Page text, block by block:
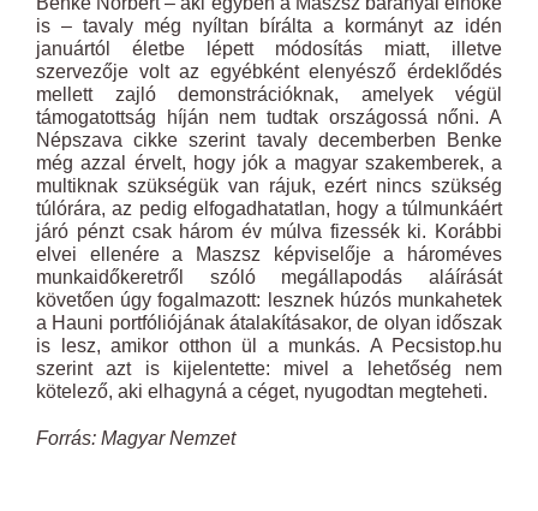
is – tavaly még nyíltan bírálta a kormányt az idén
januártól életbe lépett módosítás miatt, illetve
szervezője volt az egyébként elenyésző érdeklődés
mellett zajló demonstrációknak, amelyek végül
támogatottság híján nem tudtak országossá nőni. A
Népszava cikke szerint tavaly decemberben Benke
még azzal érvelt, hogy jók a magyar szakemberek, a
multiknak szükségük van rájuk, ezért nincs szükség
túlórára, az pedig elfogadhatatlan, hogy a túlmunkáért
járó pénzt csak három év múlva fizessék ki. Korábbi
elvei ellenére a Maszsz képviselője a hároméves
munkaidőkeretről szóló megállapodás aláírását
követően úgy fogalmazott: lesznek húzós munkahetek
a Hauni portfóliójának átalakításakor, de olyan időszak
is lesz, amikor otthon ül a munkás. A Pecsistop.hu
szerint azt is kijelentette: mivel a lehetőség nem
kötelező, aki elhagyná a céget, nyugodtan megteheti.
Forrás: Magyar Nemzet